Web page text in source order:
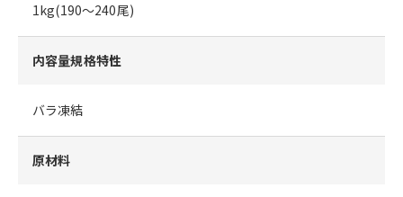
1kg(190～240尾)
内容量規格特性
バラ凍結
原材料